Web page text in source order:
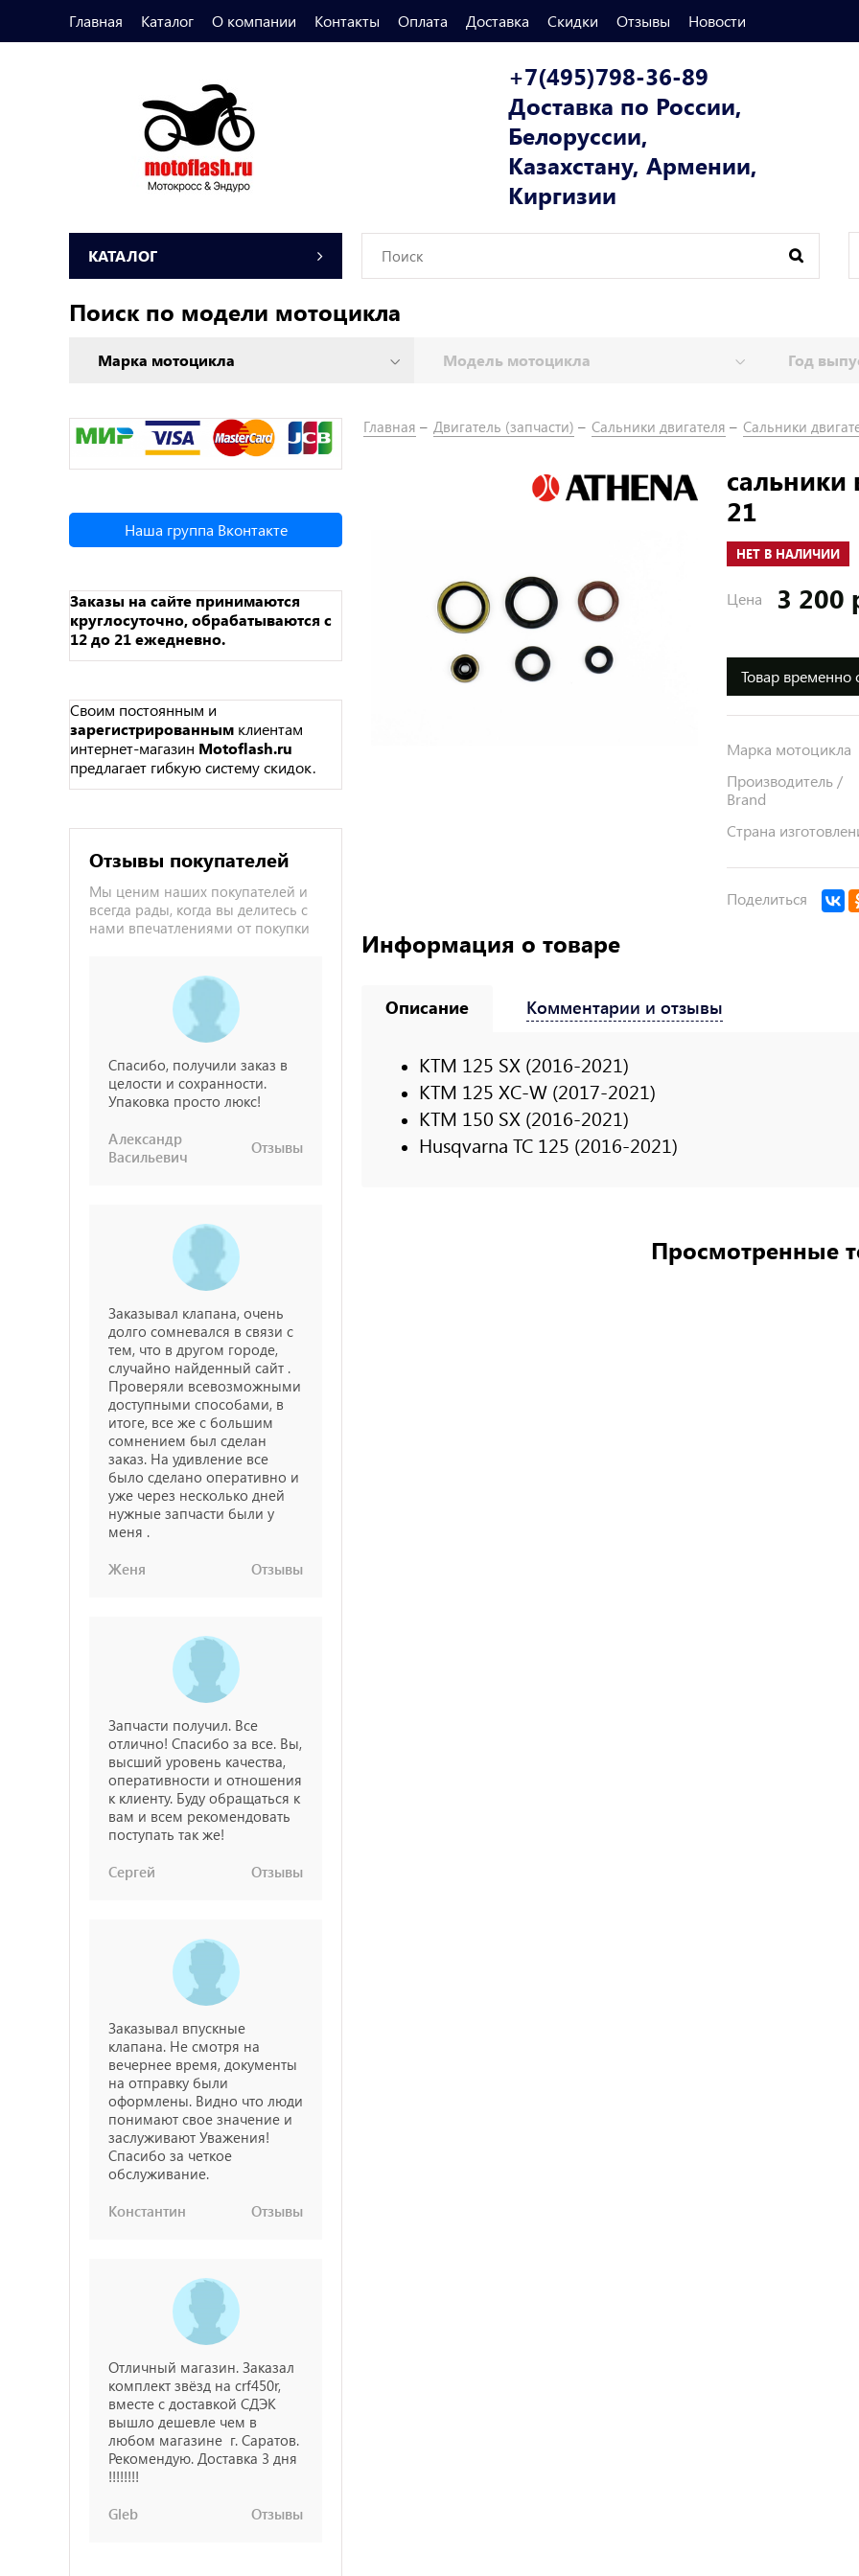
Главная Каталог О компании Контакты Оплата Доставка Скидки Отзывы Новости
+7(495)798-36-89
Доставка по России,
Белоруссии,
Казахстану, Армении,
Киргизии
КАТАЛОГ
Поиск по модели мотоцикла
Наша группа Вконтакте
Заказы на сайте принимаются
круглосуточно, обрабатываются с
12 до 21 ежедневно.
Своим постоянным и
зарегистрированным клиентам
интернет-магазин Motoflash.ru
предлагает гибкую систему скидок.
Отзывы покупателей
Мы ценим наших покупателей и
всегда рады, когда вы делитесь с
нами впечатлениями от покупки
Спасибо, получили заказ в
целости и сохранности.
Упаковка просто люкс!
Александр
Васильевич
Отзывы
Заказывал клапана, очень
долго сомневался в связи с
тем, что в другом городе,
случайно найденный сайт .
Проверяли всевозможными
доступными способами, в
итоге, все же с большим
сомнением был сделан
заказ. На удивление все
было сделано оперативно и
уже через несколько дней
нужные запчасти были у
меня .
Женя
Отзывы
Запчасти получил. Все
отлично! Спасибо за все. Вы,
высший уровень качества,
оперативности и отношения
к клиенту. Буду обращаться к
вам и всем рекомендовать
поступать так же!
Сергей
Отзывы
Заказывал впускные
клапана. Не смотря на
вечернее время, документы
на отправку были
оформлены. Видно что люди
понимают свое значение и
заслуживают Уважения!
Спасибо за четкое
обслуживание.
Константин
Отзывы
Отличный магазин. Заказал
комплект звёзд на crf450r,
вместе с доставкой СДЭК
вышло дешевле чем в
любом магазине г. Саратов.
Рекомендую. Доставка 3 дня
!!!!!!!!
Gleb
Отзывы
Главная Двигатель (запчасти) Сальники двигателя Сальники
сальники
21
НЕТ В НАЛИЧИИ
Цена 3 200
Товар временно
Марка мотоцикла
Производитель /
Brand
Страна
Поделиться
Информация о товаре
Описание
KTM 125 SX (2016-2021)
KTM 125 XC-W (2017-2021)
KTM 150 SX (2016-2021)
Husqvarna TC 125 (2016-2021)
Комментарии и отзывы
Просмотренные